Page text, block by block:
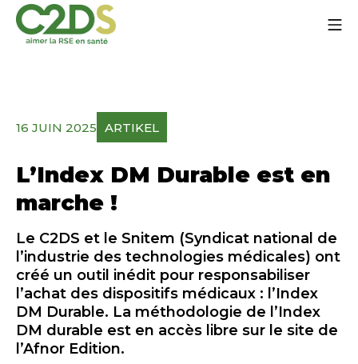
Zum
Inhalt
springen
16 JUIN 2025 ARTIKEL
L’Index DM Durable est en
marche !
Le C2DS et le Snitem (Syndicat national de
l’industrie des technologies médicales) ont
créé un outil inédit pour responsabiliser
l’achat des dispositifs médicaux : l’Index
DM Durable. La méthodologie de l’Index
DM durable est en accès libre sur le site de
l’Afnor Edition.